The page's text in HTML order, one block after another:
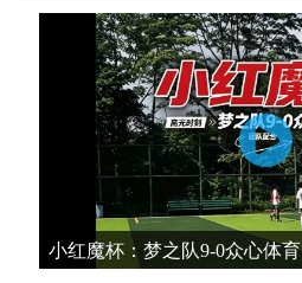
小红魔杯：梦之队9-0众心体育